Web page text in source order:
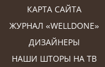
КАРТА САЙТА
ЖУРНАЛ «WELLDONE»
ДИЗАЙНЕРЫ
НАШИ ШТОРЫ НА ТВ